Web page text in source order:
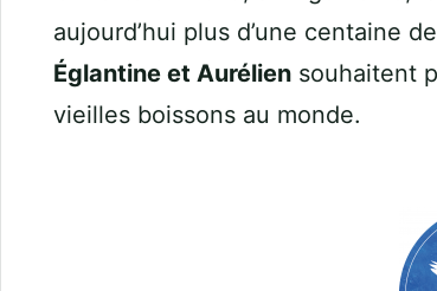
aujourd’hui plus d’une centaine
Églantine et Aurélien souhaitent
vieilles boissons au monde.